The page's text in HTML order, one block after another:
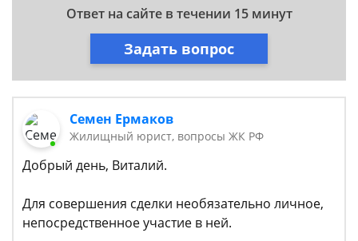
Ответ на сайте в течении 15 минут
Задать вопрос
Семен Ермаков
Жилищный юрист, вопросы ЖК РФ
Добрый день, Виталий.
Для совершения сделки необязательно личное,
непосредственное участие в ней.